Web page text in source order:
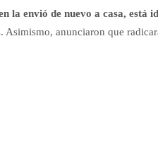
la envió de nuevo a casa, está
anunciaron que